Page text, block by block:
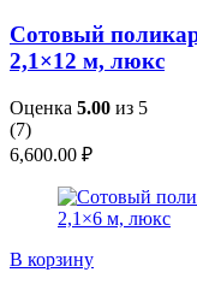
Сотовый
2,1×12 м, люкс
Оценка 5.00 из 5
(7)
6,600.00 ₽
В корзину